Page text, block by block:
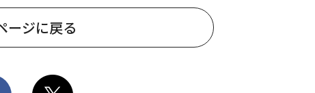
ージに戻る